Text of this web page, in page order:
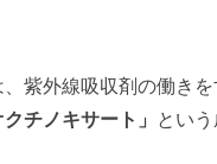
紫外線吸収剤の働きを
クチノキサート」 とい